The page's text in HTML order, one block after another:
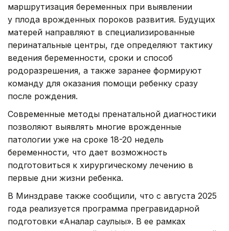
маршрутизация беременных при выявлении
у плода врожденных пороков развития. Будущих
матерей направляют в специализированные
перинатальные центры, где определяют тактику
ведения беременности, сроки и способ
родоразрешения, а также заранее формируют
команду для оказания помощи ребенку сразу
после рождения.
Современные методы пренатальной диагностики
позволяют выявлять многие врожденные
патологии уже на сроке 18-20 недель
беременности, что дает возможность
подготовиться к хирургическому лечению в
первые дни жизни ребенка.
В Минздраве также сообщили, что с августа 2025
года реализуется программа прегравидарной
подготовки «Аналар саулығы». В ее рамках